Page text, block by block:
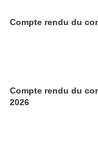
Compte rendu du
Compte rendu du
2026